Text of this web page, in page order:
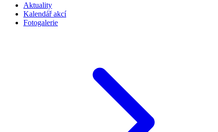
Aktuality
Kalendář akcí
Fotogalerie